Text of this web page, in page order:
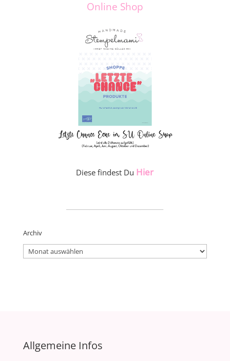
Online Shop
Diese findest Du Hier
Archiv
Archiv
Allgemeine Infos